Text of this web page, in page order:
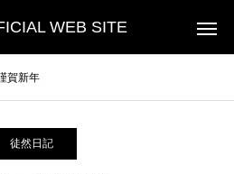
WEB SITE
賀新年
徒然日記